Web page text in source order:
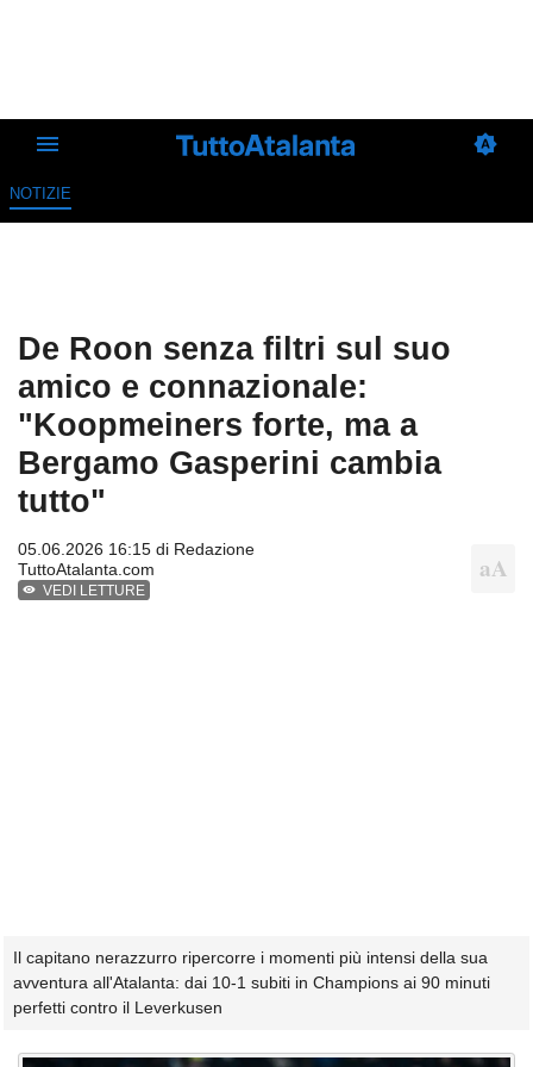
NOTIZIE
De Roon senza filtri sul suo
amico e connazionale:
"Koopmeiners forte, ma a
Bergamo Gasperini cambia
tutto"
05.06.2026 16:15 di Redazione
TuttoAtalanta.com
VEDI LETTURE
Il capitano nerazzurro ripercorre i momenti più intensi della sua
avventura all'Atalanta: dai 10-1 subiti in Champions ai 90 minuti
perfetti contro il Leverkusen